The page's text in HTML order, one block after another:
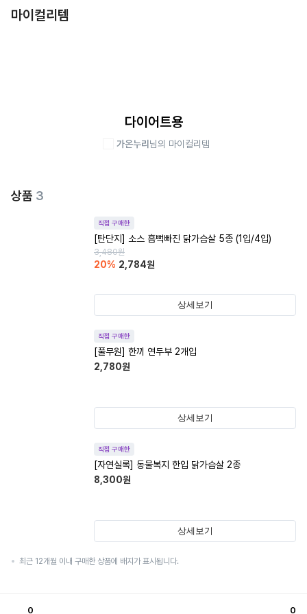
마이컬리템
다이어트용
가온누리 님의 마이컬리템
상품 3
직접 구매한
[탄단지] 소스 흠뻑빠진 닭가슴살 5종 (1입/4입)
3,480원
20% 2,784원
상세보기
직접 구매한
[풀무원] 한끼 연두부 2개입
2,780원
상세보기
직접 구매한
[자연실록] 동물복지 한입 닭가슴살 2종
8,300원
상세보기
최근 12개월 이내 구매한 상품에 배지가 표시됩니다.
0 0